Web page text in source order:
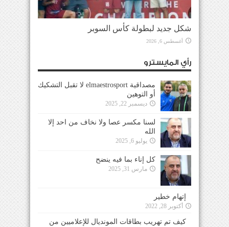
شكل جديد لبطولة كأس السوبر
أغسطس 6, 2026
رأي المايسترو
مصداقية elmaestrosport لا تقبل التشكيك
أو التوهين
ديسمبر 22, 2025
لسنا مكسر عصا ولا نخاف من احد إلا
الله
يوليو 6, 2025
كل إناء بما فيه ينضح
مارس 31, 2025
إتهام خطير
أكتوبر 28, 2022
كيف تم تهريب بطاقات المونديال للإعلاميين من